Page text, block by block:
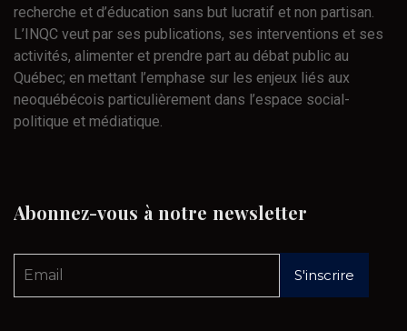
recherche et d’éducation sans but lucratif et non partisan.
L’INQC veut par ses publications, ses interventions et ses
activités, alimenter et prendre part au débat public au
Québec; en mettant l’emphase sur les enjeux liés aux
neoquébécois particulièrement dans l’espace social-
politique et médiatique.
Abonnez-vous à notre newsletter